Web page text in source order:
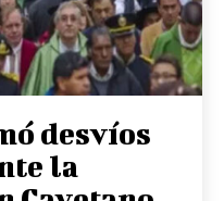
desvíos
la